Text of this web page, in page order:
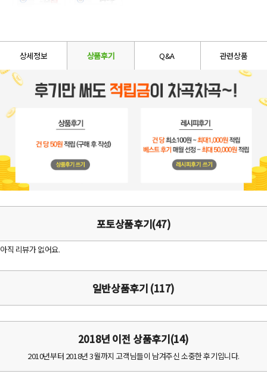
상세정보 상품후기 Q&A 관련상품
포토상품후기(47)
아직 리뷰가 없어요.
일반상품후기 (117)
2018년 이전 상품후기(14)
2010년부터 2018년 3월까지 고객님들이 남겨주신 소중한 후기입니다.